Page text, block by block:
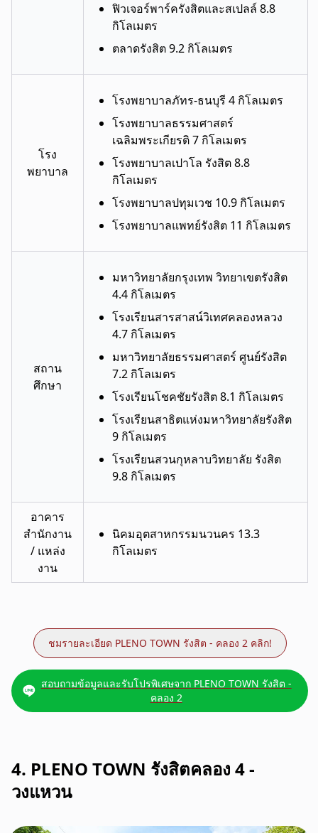
ฟิวเจอร์พาร์ครังสิตและสเปลล์ 8.8
กิโลเมตร
ตลาดรังสิต 9.2 กิโลเมตร
โรง
พยาบาล
โรงพยาบาลภัทร-ธนบุรี 4 กิโลเมตร
โรงพยาบาลธรรมศาสตร์
เฉลิมพระเกียรติ 7 กิโลเมตร
โรงพยาบาลเปาโล รังสิต 8.8
กิโลเมตร
โรงพยาบาลปทุมเวช 10.9 กิโลเมตร
โรงพยาบาลแพทย์รังสิต 11 กิโลเมตร
สถาน
ศึกษา
มหาวิทยาลัยกรุงเทพ วิทยาเขตรังสิต
4.4 กิโลเมตร
โรงเรียนสารสาสน์วิเทศคลองหลวง
4.7 กิโลเมตร
มหาวิทยาลัยธรรมศาสตร์ ศูนย์รังสิต
7.2 กิโลเมตร
โรงเรียนโชคชัยรังสิต 8.1 กิโลเมตร
โรงเรียนสาธิตแห่งมหาวิทยาลัยรังสิต
9 กิโลเมตร
โรงเรียนสวนกุหลาบวิทยาลัย รังสิต
9.8 กิโลเมตร
อาคาร
สำนักงาน
/ แหล่ง
งาน
นิคมอุตสาหกรรมนวนคร 13.3
กิโลเมตร
ชมรายละเอียด PLENO TOWN รังสิต - คลอง 2 คลิก!
สอบถามข้อมูลและรับโปรพิเศษจาก PLENO TOWN รังสิต -
คลอง 2
4. PLENO TOWN รังสิตคลอง 4 -
วงแหวน